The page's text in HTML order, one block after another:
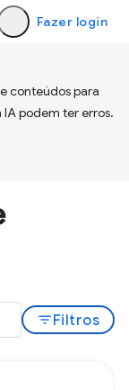
Fazer login
conteúdos para
podem ter erros.
filter_listFiltros